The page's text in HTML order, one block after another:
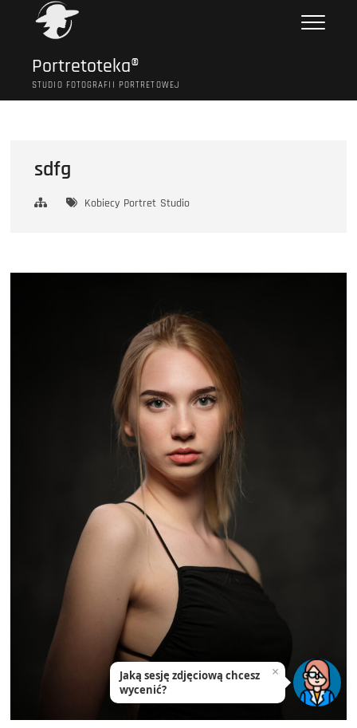
Portretoteka®
STUDIO FOTOGRAFII PORTRETOWEJ
sdfg
Kobiecy Portret Studio
Jaką sesję zdjęciową chcesz
wycenić?
×